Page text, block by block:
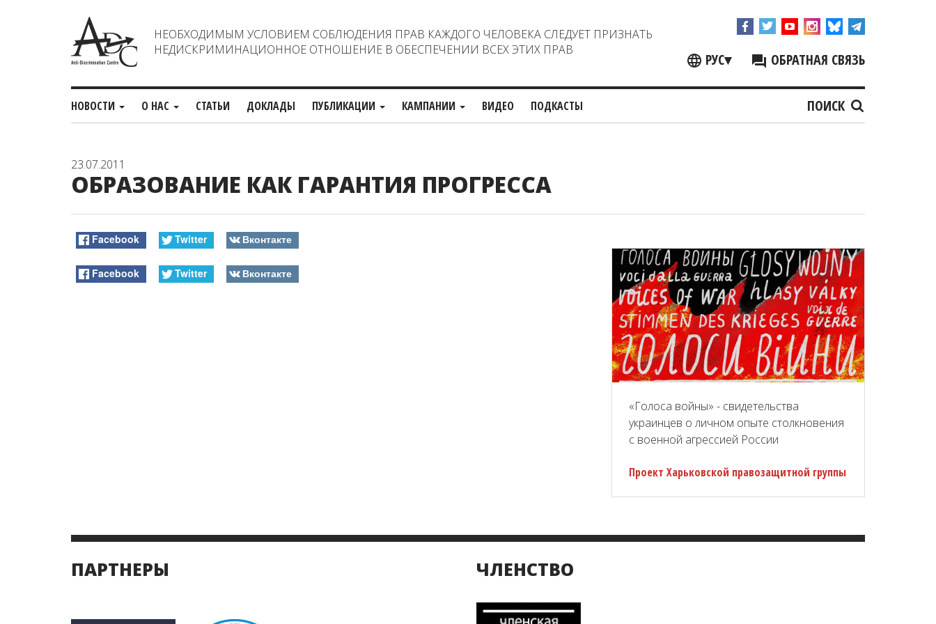
НЕОБХОДИМЫМ УСЛОВИЕМ СОБЛЮДЕНИЯ ПРАВ КАЖДОГО ЧЕЛОВЕКА СЛЕДУЕТ ПРИЗНАТЬ
НЕДИСКРИМИНАЦИОННОЕ ОТНОШЕНИЕ В ОБЕСПЕЧЕНИИ ВСЕХ ЭТИХ ПРАВ
РУС▾ ОБРАТНАЯ СВЯЗЬ
НОВОСТИ О НАС СТАТЬИ ДОКЛАДЫ ПУБЛИКАЦИИ КАМПАНИИ ВИДЕО ПОДКАСТЫ ПОИСК
23.07.2011
ОБРАЗОВАНИЕ КАК ГАРАНТИЯ ПРОГРЕССА
Facebook Twitter Вконтакте
Facebook Twitter Вконтакте
«Голоса войны» - свидетельства
украинцев о личном опыте столкновения
с военной агрессией России
Проект Харьковской правозащитной группы
ПАРТНЕРЫ ЧЛЕНСТВО